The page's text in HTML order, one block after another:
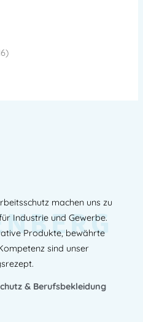
machen uns zu
Industrie und Gewerbe.
Produkte, bewährte
sind unser
& Berufsbekleidung